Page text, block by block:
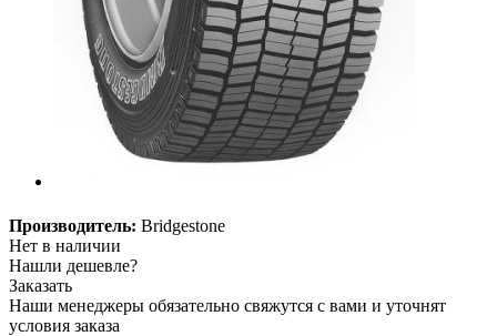
Производитель: Bridgestone
Нет в наличии
Нашли дешевле?
Заказать
Наши менеджеры обязательно свяжутся с вами и уточнят
условия заказа